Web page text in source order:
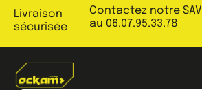
Livraison
sécurisée
Contactez notre SAV
au 06.07.95.33.78